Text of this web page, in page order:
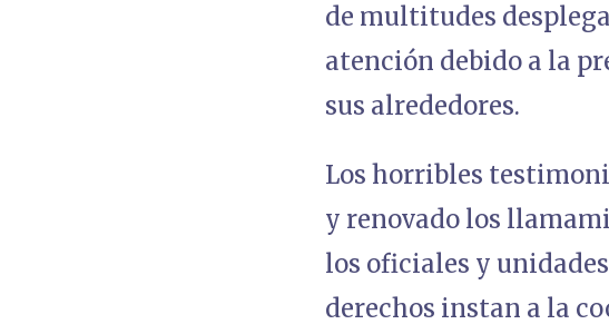
de multitudes
atención debido a la
sus alrededores.
Los horribles
y renovado los
los oficiales y
derechos instan a la